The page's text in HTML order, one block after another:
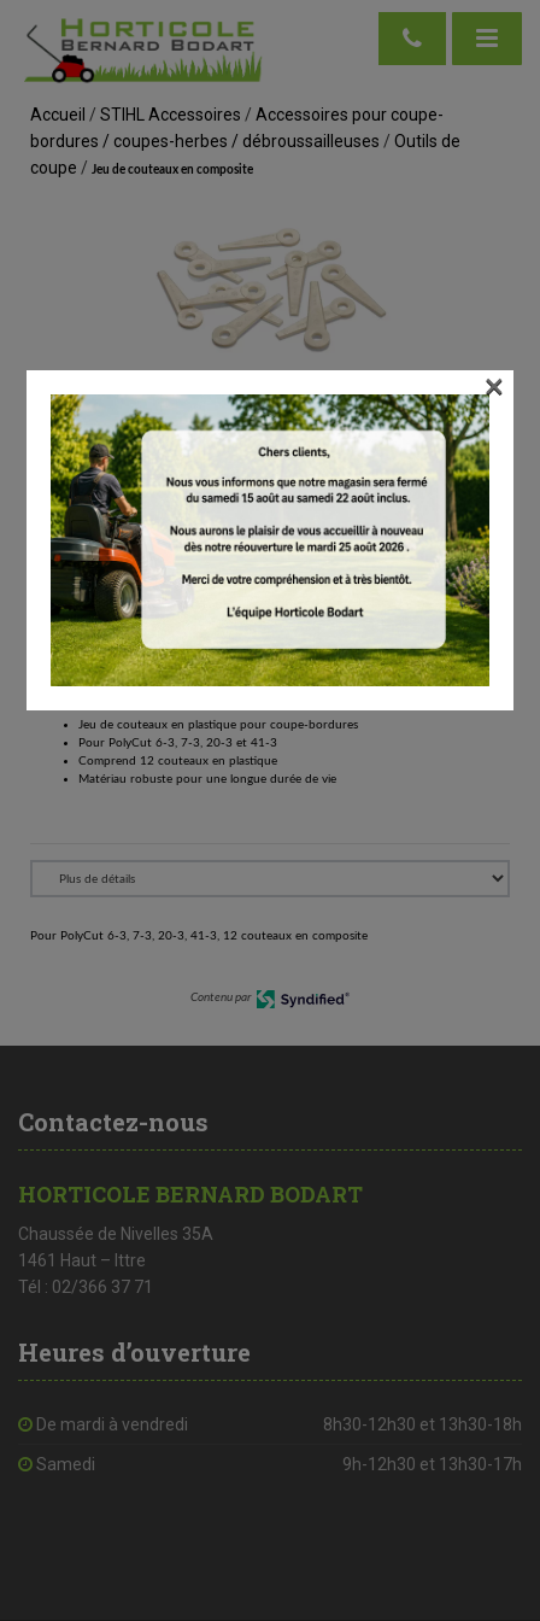
Accueil / STIHL Accessoires / Accessoires pour coupe-
bordures / coupes-herbes / débroussailleuses / Outils de
coupe / Jeu de couteaux en composite
voir en taille réelle
STIHL
Jeu de couteaux en composite
# 41110071001
Outils de coupe
5.70
Tous les prix comprennent la TVA de 21%.
Réserver
Jeu de couteaux en plastique pour coupe-bordures
Pour PolyCut 6-3, 7-3, 20-3 et 41-3
Comprend 12 couteaux en plastique
Matériau robuste pour une longue durée de vie
Pour PolyCut 6-3, 7-3, 20-3, 41-3, 12 couteaux en composite
Contenu par
Contactez-nous
HORTICOLE BERNARD BODART
Chaussée de Nivelles 35A
1461 Haut – Ittre
Tél : 02/366 37 71
Heures d’ouverture
De mardi à vendredi 8h30-12h30 et 13h30-18h
Samedi 9h-12h30 et 13h30-17h
×